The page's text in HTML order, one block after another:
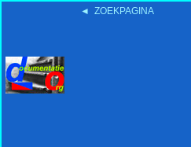
◄ ZOEKPAGINA
'15:19 19-2-2008